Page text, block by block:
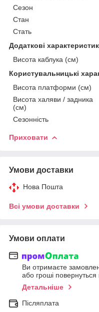
Сезон
Стан
Стать
Додаткові
Висота каблука (см)
Користувальницькі
Висота платформи (см)
Висота халяви / задника
(см)
Сезонність
Приховати
Умови доставки
Нова Пошта
Всі умови доставки
Умови оплати
Ви отримаєте
або гроші
Детальніше
Післяплата